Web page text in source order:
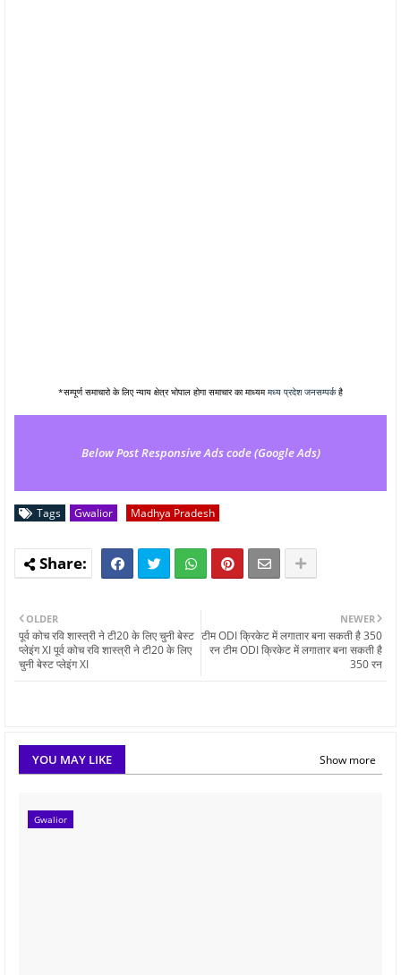
*सम्पूर्ण समाचारो के लिए न्याय क्षेत्र भोपाल होगा समाचार का माध्यममध्य प्रदेश जनसम्पर्कहै
Below Post Responsive Ads code (Google Ads)
Tags Gwalior Madhya Pradesh
NEWER
टीम ODI क्रिकेट में लगातार बना सकती है 350
रन टीम ODI क्रिकेट में लगातार बना सकती है
350 रन
OLDER
पूर्व कोच रवि शास्त्री ने टी20 के लिए चुनी बेस्ट
प्लेइंग XI पूर्व कोच रवि शास्त्री ने टी20 के लिए
चुनी बेस्ट प्लेइंग XI
YOU MAY LIKE Show more
Gwalior